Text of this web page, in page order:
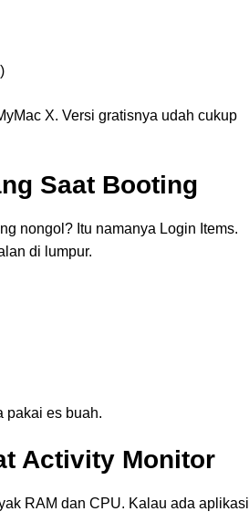
X. Versi gratisnya udah cukup
Saat Booting
nongol? Itu namanya Login Items.
di lumpur.
pakai es buah.
Activity Monitor
RAM dan CPU. Kalau ada aplikasi